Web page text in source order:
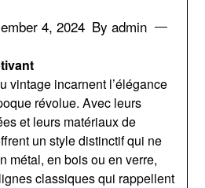
4, 2024 By admin
vintage incarnent l’élégance
révolue. Avec leurs
et leurs matériaux de
un style distinctif qui ne
métal, en bois ou en verre,
classiques qui rappellent